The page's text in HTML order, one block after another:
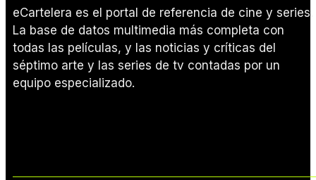
eCartelera es el portal de referencia de cine y series.
La base de datos multimedia más completa con
todas las películas, y las noticias y críticas del
séptimo arte y las series de tv contadas por un
equipo especializado.